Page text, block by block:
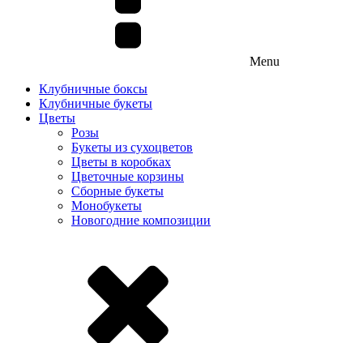
Menu
Клубничные боксы
Клубничные букеты
Цветы
Розы
Букеты из сухоцветов
Цветы в коробках
Цветочные корзины
Сборные букеты
Монобукеты
Новогодние композиции